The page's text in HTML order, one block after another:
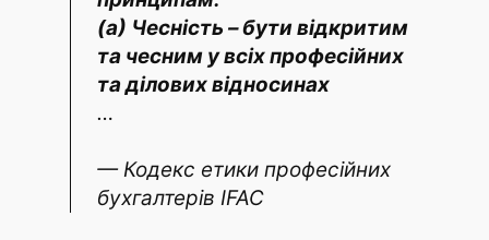
(a) Чесність – бути відкритим
та чесним у всіх професійних
та ділових відносинах
…
— Кодекс етики професійних
бухгалтерів IFAC